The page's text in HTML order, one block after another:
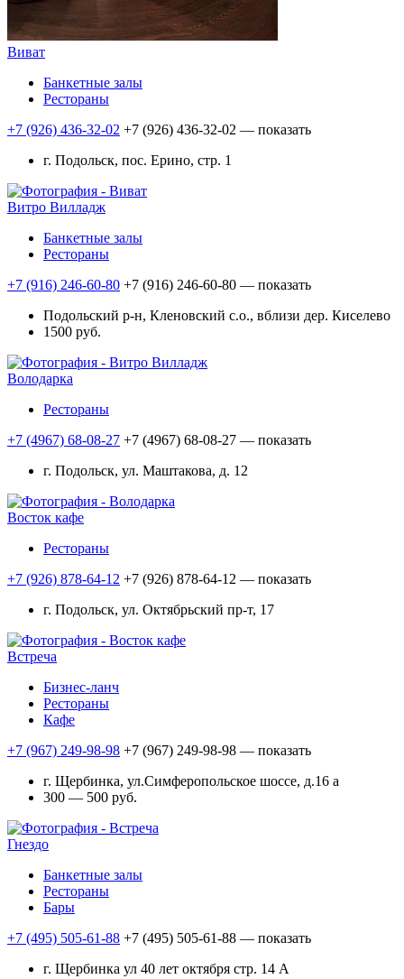
Виват
Банкетные залы
Рестораны
+7 (926) 436-32-02 +7 (926) 436-32-02 — показать
г. Подольск, пос. Ерино, стр. 1
Витро Вилладж
Банкетные залы
Рестораны
+7 (916) 246-60-80 +7 (916) 246-60-80 — показать
Подольский р-н, Кленовский с.о., вблизи дер. Киселево
1500 руб.
Володарка
Рестораны
+7 (4967) 68-08-27 +7 (4967) 68-08-27 — показать
г. Подольск, ул. Маштакова, д. 12
Восток кафе
Рестораны
+7 (926) 878-64-12 +7 (926) 878-64-12 — показать
г. Подольск, ул. Октябрьский пр-т, 17
Встреча
Бизнес-ланч
Рестораны
Кафе
+7 (967) 249-98-98 +7 (967) 249-98-98 — показать
г. Щербинка, ул.Симферопольское шоссе, д.16 а
300 — 500 руб.
Гнездо
Банкетные залы
Рестораны
Бары
+7 (495) 505-61-88 +7 (495) 505-61-88 — показать
г. Щербинка ул 40 лет октября стр. 14 А